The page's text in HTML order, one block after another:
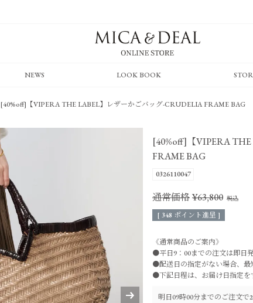
NEWS LOOK BOOK
[40%off]【VIPERA THE LABEL】レザーかごバッグ-CRUDELIA FRAME BAG
[40%off]【VIPERA
FRAME BAG
0326110047
通常価格¥63,800
[ 348 ポイント進呈 ]
《通常商品のご案内》
●平日9：00までの注文は即日発
●配送日の指定がない場合、最
●下記日程は、お届け日指定を
明日09時00分までのご注文で